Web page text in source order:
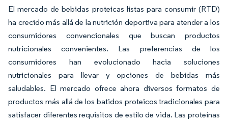
El mercado de bebidas proteicas listas para consumir (RTD)
ha crecido más allá de la nutrición deportiva para atender a los
consumidores convencionales que buscan productos
nutricionales convenientes. Las preferencias de los
consumidores han evolucionado hacia soluciones
nutricionales para llevar y opciones de bebidas más
saludables. El mercado ofrece ahora diversos formatos de
productos más allá de los batidos proteicos tradicionales para
satisfacer diferentes requisitos de estilo de vida. Las proteínas